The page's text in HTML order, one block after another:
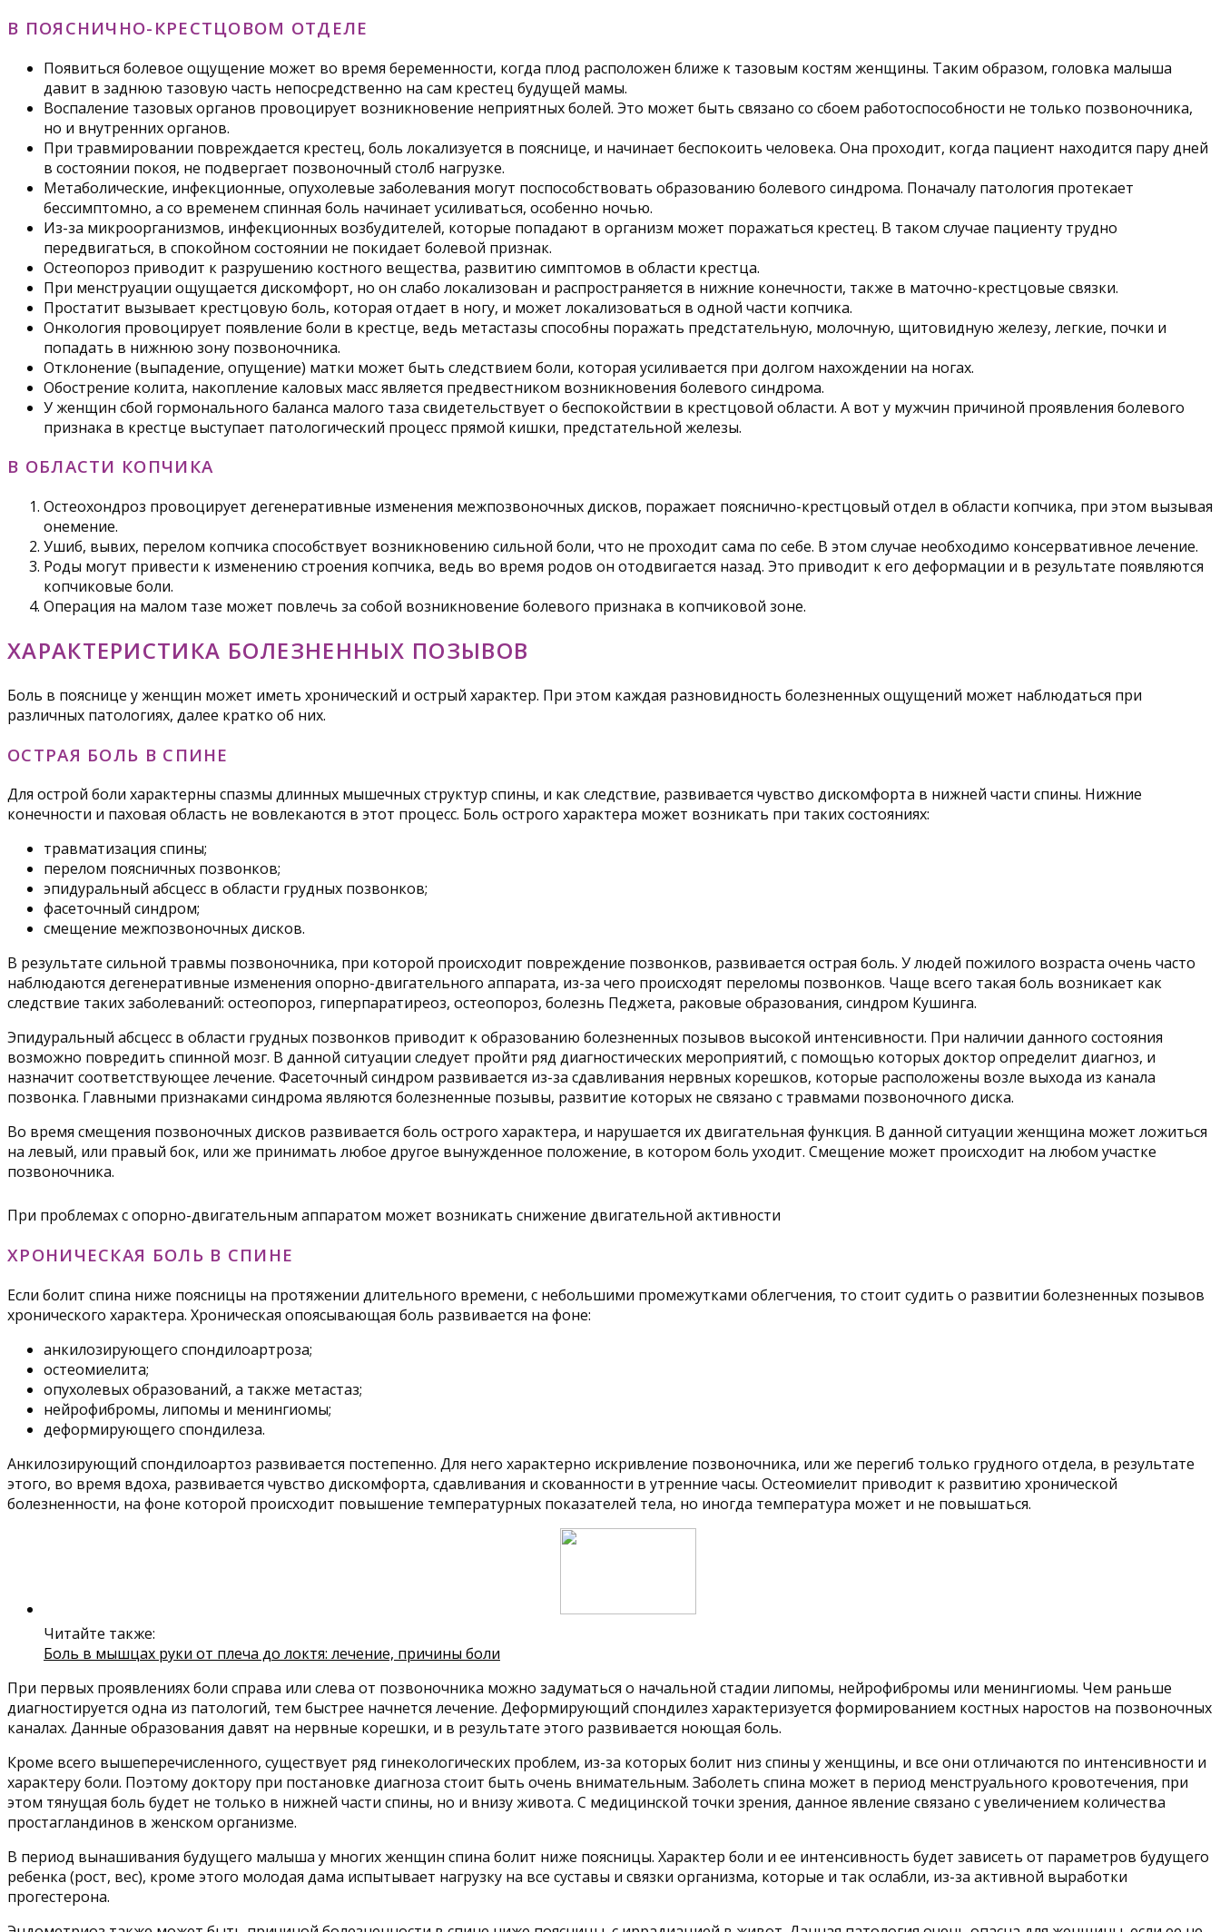
В ПОЯСНИЧНО-КРЕСТЦОВОМ ОТДЕЛЕ
Появиться болевое ощущение может во время беременности, когда плод расположен ближе к тазовым костям женщины. Таким образом, головка малыша
давит в заднюю тазовую часть непосредственно на сам крестец будущей мамы.
Воспаление тазовых органов провоцирует возникновение неприятных болей. Это может быть связано со сбоем работоспособности не только позвоночника,
но и внутренних органов.
При травмировании повреждается крестец, боль локализуется в пояснице, и начинает беспокоить человека. Она проходит, когда пациент находится пару дней
в состоянии покоя, не подвергает позвоночный столб нагрузке.
Метаболические, инфекционные, опухолевые заболевания могут поспособствовать образованию болевого синдрома. Поначалу патология протекает
бессимптомно, а со временем спинная боль начинает усиливаться, особенно ночью.
Из-за микроорганизмов, инфекционных возбудителей, которые попадают в организм может поражаться крестец. В таком случае пациенту трудно
передвигаться, в спокойном состоянии не покидает болевой признак.
Остеопороз приводит к разрушению костного вещества, развитию симптомов в области крестца.
При менструации ощущается дискомфорт, но он слабо локализован и распространяется в нижние конечности, также в маточно-крестцовые связки.
Простатит вызывает крестцовую боль, которая отдает в ногу, и может локализоваться в одной части копчика.
Онкология провоцирует появление боли в крестце, ведь метастазы способны поражать предстательную, молочную, щитовидную железу, легкие, почки и
попадать в нижнюю зону позвоночника.
Отклонение (выпадение, опущение) матки может быть следствием боли, которая усиливается при долгом нахождении на ногах.
Обострение колита, накопление каловых масс является предвестником возникновения болевого синдрома.
У женщин сбой гормонального баланса малого таза свидетельствует о беспокойствии в крестцовой области. А вот у мужчин причиной проявления болевого
признака в крестце выступает патологический процесс прямой кишки, предстательной железы.
В ОБЛАСТИ КОПЧИКА
Остеохондроз провоцирует дегенеративные изменения межпозвоночных дисков, поражает пояснично-крестцовый отдел в области копчика, при этом вызывая
онемение.
Ушиб, вывих, перелом копчика способствует возникновению сильной боли, что не проходит сама по себе. В этом случае необходимо консервативное лечение.
Роды могут привести к изменению строения копчика, ведь во время родов он отодвигается назад. Это приводит к его деформации и в результате появляются
копчиковые боли.
Операция на малом тазе может повлечь за собой возникновение болевого признака в копчиковой зоне.
ХАРАКТЕРИСТИКА БОЛЕЗНЕННЫХ ПОЗЫВОВ
Боль в пояснице у женщин может иметь хронический и острый характер. При этом каждая разновидность болезненных ощущений может наблюдаться при
различных патологиях, далее кратко об них.
ОСТРАЯ БОЛЬ В СПИНЕ
Для острой боли характерны спазмы длинных мышечных структур спины, и как следствие, развивается чувство дискомфорта в нижней части спины. Нижние
конечности и паховая область не вовлекаются в этот процесс. Боль острого характера может возникать при таких состояниях:
травматизация спины;
перелом поясничных позвонков;
эпидуральный абсцесс в области грудных позвонков;
фасеточный синдром;
смещение межпозвоночных дисков.
В результате сильной травмы позвоночника, при которой происходит повреждение позвонков, развивается острая боль. У людей пожилого возраста очень часто
наблюдаются дегенеративные изменения опорно-двигательного аппарата, из-за чего происходят переломы позвонков. Чаще всего такая боль возникает как
следствие таких заболеваний: остеопороз, гиперпаратиреоз, остеопороз, болезнь Педжета, раковые образования, синдром Кушинга.
Эпидуральный абсцесс в области грудных позвонков приводит к образованию болезненных позывов высокой интенсивности. При наличии данного состояния
возможно повредить спинной мозг. В данной ситуации следует пройти ряд диагностических мероприятий, с помощью которых доктор определит диагноз, и
назначит соответствующее лечение. Фасеточный синдром развивается из-за сдавливания нервных корешков, которые расположены возле выхода из канала
позвонка. Главными признаками синдрома являются болезненные позывы, развитие которых не связано с травмами позвоночного диска.
Во время смещения позвоночных дисков развивается боль острого характера, и нарушается их двигательная функция. В данной ситуации женщина может ложиться
на левый, или правый бок, или же принимать любое другое вынужденное положение, в котором боль уходит. Смещение может происходит на любом участке
позвоночника.
При проблемах с опорно-двигательным аппаратом может возникать снижение двигательной активности
ХРОНИЧЕСКАЯ БОЛЬ В СПИНЕ
Если болит спина ниже поясницы на протяжении длительного времени, с небольшими промежутками облегчения, то стоит судить о развитии болезненных позывов
хронического характера. Хроническая опоясывающая боль развивается на фоне:
анкилозирующего спондилоартроза;
остеомиелита;
опухолевых образований, а также метастаз;
нейрофибромы, липомы и менингиомы;
деформирующего спондилеза.
Анкилозирующий спондилоартоз развивается постепенно. Для него характерно искривление позвоночника, или же перегиб только грудного отдела, в результате
этого, во время вдоха, развивается чувство дискомфорта, сдавливания и скованности в утренние часы. Остеомиелит приводит к развитию хронической
болезненности, на фоне которой происходит повышение температурных показателей тела, но иногда температура может и не повышаться.
Читайте также:
Боль в мышцах руки от плеча до локтя: лечение, причины боли
При первых проявлениях боли справа или слева от позвоночника можно задуматься о начальной стадии липомы, нейрофибромы или менингиомы. Чем раньше
диагностируется одна из патологий, тем быстрее начнется лечение. Деформирующий спондилез характеризуется формированием костных наростов на позвоночных
каналах. Данные образования давят на нервные корешки, и в результате этого развивается ноющая боль.
Кроме всего вышеперечисленного, существует ряд гинекологических проблем, из-за которых болит низ спины у женщины, и все они отличаются по интенсивности и
характеру боли. Поэтому доктору при постановке диагноза стоит быть очень внимательным. Заболеть спина может в период менструального кровотечения, при
этом тянущая боль будет не только в нижней части спины, но и внизу живота. С медицинской точки зрения, данное явление связано с увеличением количества
простагландинов в женском организме.
В период вынашивания будущего малыша у многих женщин спина болит ниже поясницы. Характер боли и ее интенсивность будет зависеть от параметров будущего
ребенка (рост, вес), кроме этого молодая дама испытывает нагрузку на все суставы и связки организма, которые и так ослабли, из-за активной выработки
прогестерона.